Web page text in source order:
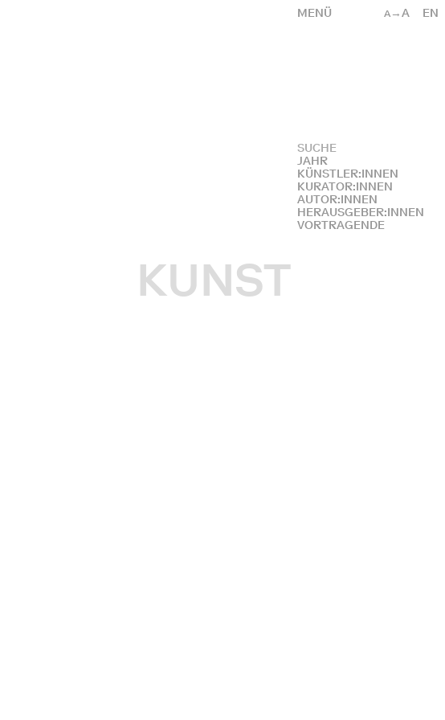
A →A EN
MENÜ
KUNST
JAHR
KÜNSTLER:INNEN
KURATOR:INNEN
AUTOR:INNEN
HERAUSGEBER:INNEN
VORTRAGENDE